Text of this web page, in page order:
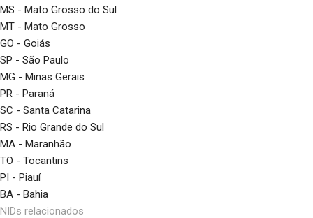
MS - Mato Grosso do Sul
MT - Mato Grosso
GO - Goiás
SP - São Paulo
MG - Minas Gerais
PR - Paraná
SC - Santa Catarina
RS - Rio Grande do Sul
MA - Maranhão
TO - Tocantins
PI - Piauí
BA - Bahia
NIDs relacionados